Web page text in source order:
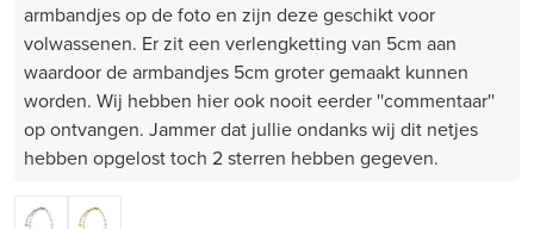
armbandjes op de foto en zijn deze geschikt voor
volwassenen. Er zit een verlengketting van 5cm aan
waardoor de armbandjes 5cm groter gemaakt kunnen
worden. Wij hebben hier ook nooit eerder ''commentaar''
op ontvangen. Jammer dat jullie ondanks wij dit netjes
hebben opgelost toch 2 sterren hebben gegeven.